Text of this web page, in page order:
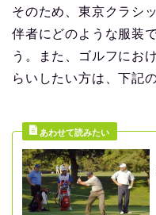
そのため、東京クラシ
伴者にどのような服装
う。また、ゴルフにお
らいしたい方は、下記